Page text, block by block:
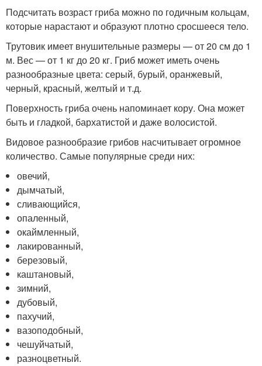
Подсчитать возраст гриба можно по годичным кольцам,
которые нарастают и образуют плотно сросшееся тело.
Трутовик имеет внушительные размеры — от 20 см до 1
м. Вес — от 1 кг до 20 кг. Гриб может иметь очень
разнообразные цвета: серый, бурый, оранжевый,
черный, красный, желтый и т.д.
Поверхность гриба очень напоминает кору. Она может
быть и гладкой, бархатистой и даже волосистой.
Видовое разнообразие грибов насчитывает огромное
количество. Самые популярные среди них:
овечий,
дымчатый,
сливающийся,
опаленный,
окаймленный,
лакированный,
березовый,
каштановый,
зимний,
дубовый,
пахучий,
вазоподобный,
чешуйчатый,
разноцветный.